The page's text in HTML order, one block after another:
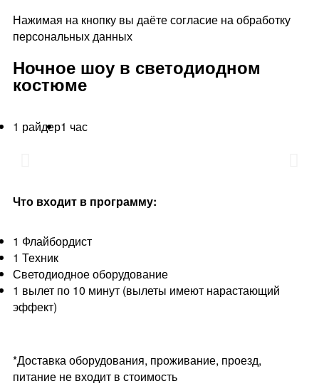
Нажимая на кнопку вы даёте согласие на обработку
персональных данных
Ночное шоу в светодиодном
костюме
1 райдер1 час
Что входит в программу:
1 Флайбордист
1 Техник
Светодиодное оборудование
1 вылет по 10 минут (вылеты имеют нарастающий
эффект)
*Доставка оборудования, проживание, проезд,
питание не входит в стоимость